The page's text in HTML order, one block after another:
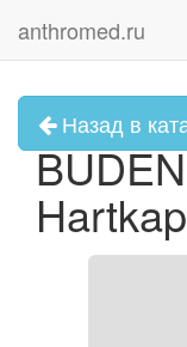
anthromed.ru
Назад в